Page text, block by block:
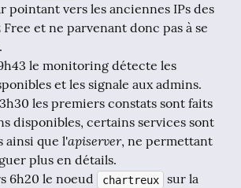
pointant vers les anciennes IPs des
et ne parvenant donc pas à se
le monitoring détecte les
et les signale aux admins.
les premiers constats sont faits
disponibles, certains services sont
ainsi que l'apiserver, ne permettant
plus en détails.
6h20 le noeud
chartreux
sur la